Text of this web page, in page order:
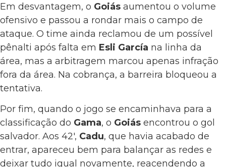
Em desvantagem, o Goiás aumentou o volume
ofensivo e passou a rondar mais o campo de
ataque. O time ainda reclamou de um possível
pênalti após falta em Esli García na linha da
área, mas a arbitragem marcou apenas infração
fora da área. Na cobrança, a barreira bloqueou a
tentativa.
Por fim, quando o jogo se encaminhava para a
classificação do Gama, o Goiás encontrou o gol
salvador. Aos 42′, Cadu, que havia acabado de
entrar, apareceu bem para balançar as redes e
deixar tudo igual novamente, reacendendo a